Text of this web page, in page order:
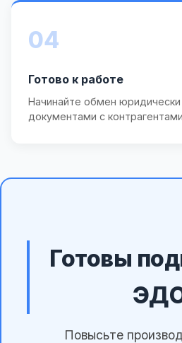
04
Готово к работе
Начинайте обмен
документами с
Готовы
Повысьте